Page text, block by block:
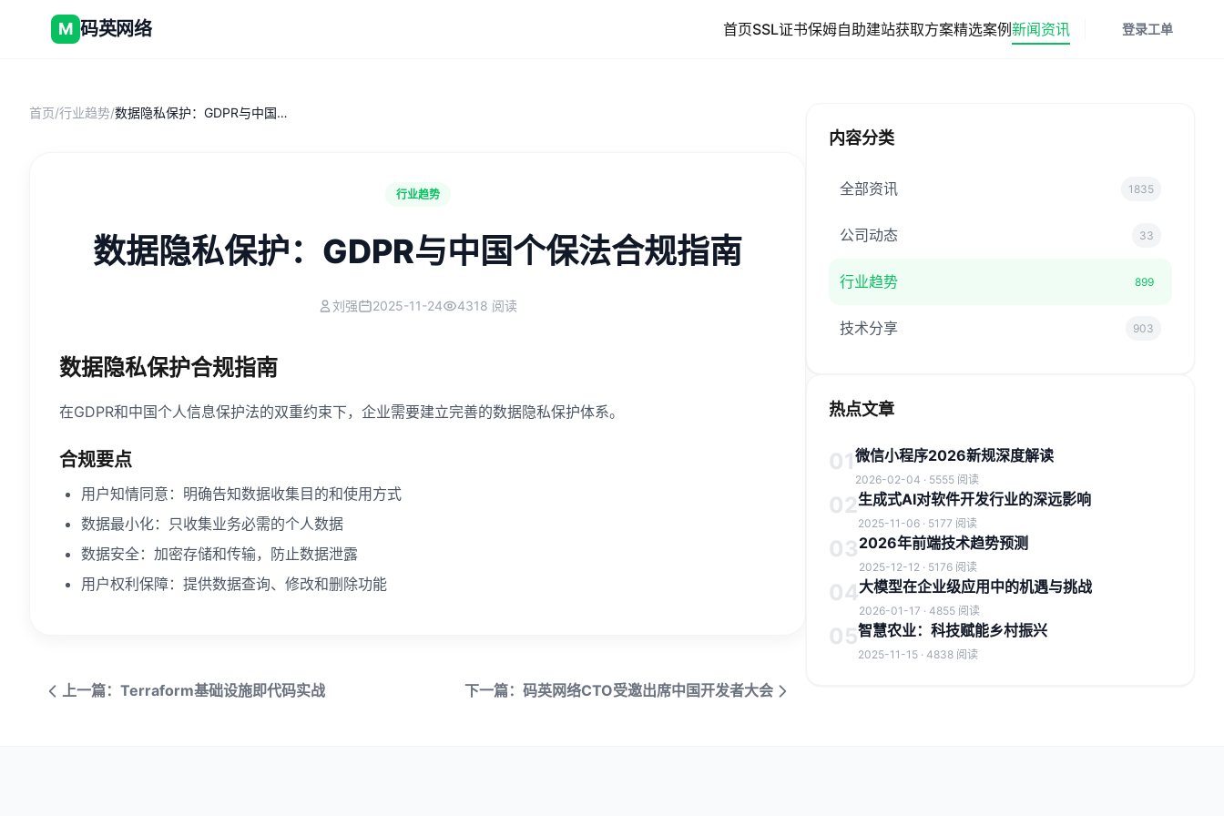
M 码英网络 首页SSL证书保姆自助建站获取方案精选案例新闻资讯 登录工单
首页/行业趋势/ 数据隐私保护：GDPR与中国个保法合规指南
行业趋势
数据隐私保护：GDPR与中国个保法合规指南
刘强 2025-11-24 4318 阅读
数据隐私保护合规指南
在GDPR和中国个人信息保护法的双重约束下，企业需要建立完善的数据隐私保护体系。
合规要点
用户知情同意：明确告知数据收集目的和使用方式
数据最小化：只收集业务必需的个人数据
数据安全：加密存储和传输，防止数据泄露
用户权利保障：提供数据查询、修改和删除功能
上一篇：Terraform基础设施即代码实战 下一篇：码英网络CTO受邀出席中国开发者大会
内容分类
全部资讯 1835
公司动态 33
行业趋势 899
技术分享 903
热点文章
01微信小程序2026新规深度解读
2026-02-04 · 5555 阅读
02生成式AI对软件开发行业的深远影响
2025-11-06 · 5177 阅读
032026年前端技术趋势预测
2025-12-12 · 5176 阅读
04大模型在企业级应用中的机遇与挑战
2026-01-17 · 4855 阅读
05智慧农业：科技赋能乡村振兴
2025-11-15 · 4838 阅读